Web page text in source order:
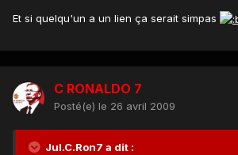
Et si quelqu'un a un lien ça serait simpas
C RONALDO 7
Posté(e) le 26 avril 2009
Jul.C.Ron7 a dit :